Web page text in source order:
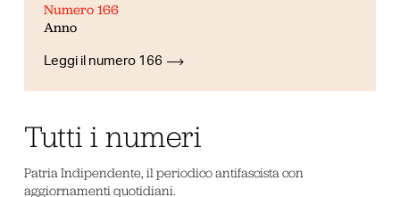
Numero 166
Anno
Leggi il numero 166
Tutti i numeri
Patria Indipendente, il periodico antifascista con
aggiornamenti quotidiani.